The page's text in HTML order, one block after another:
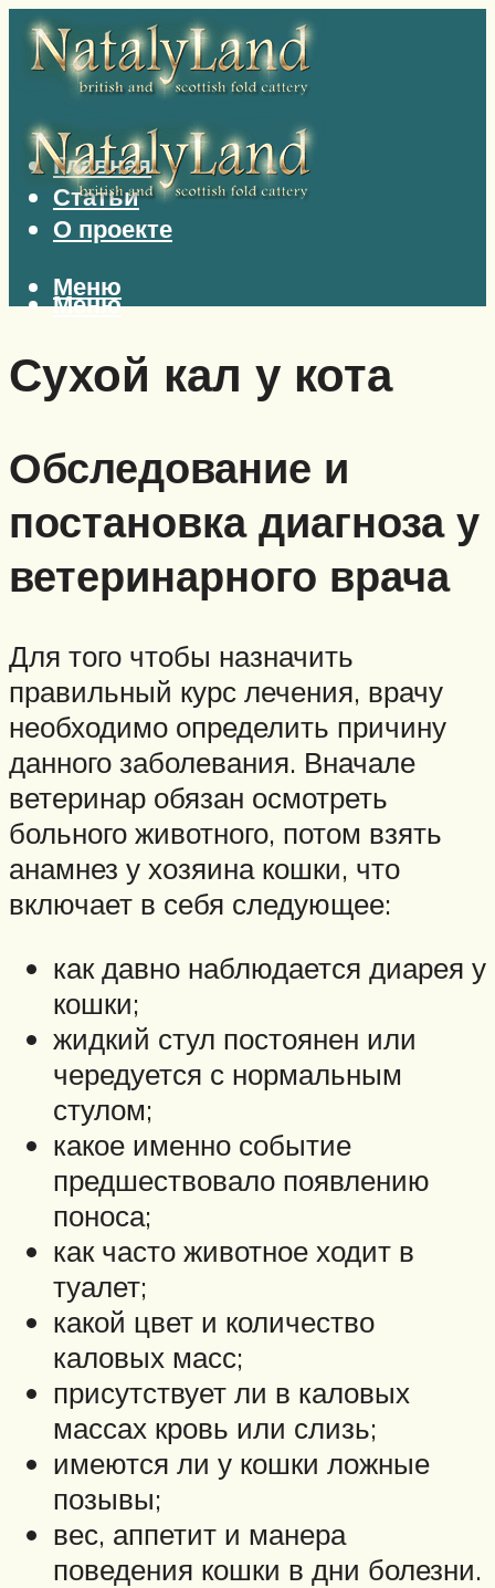
Главная
Статьи
О проекте
Меню
Меню
Сухой кал у кота
Обследование и
постановка диагноза у
ветеринарного врача
Для того чтобы назначить
правильный курс лечения, врачу
необходимо определить причину
данного заболевания. Вначале
ветеринар обязан осмотреть
больного животного, потом взять
анамнез у хозяина кошки, что
включает в себя следующее:
как давно наблюдается диарея у
кошки;
жидкий стул постоянен или
чередуется с нормальным
стулом;
какое именно событие
предшествовало появлению
поноса;
как часто животное ходит в
туалет;
какой цвет и количество
каловых масс;
присутствует ли в каловых
массах кровь или слизь;
имеются ли у кошки ложные
позывы;
вес, аппетит и манера
поведения кошки в дни болезни.